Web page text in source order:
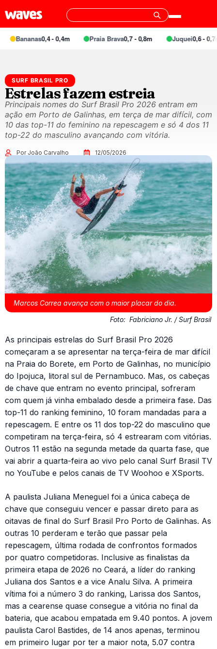
0,4 - 0,4m Praia Brava 0,7 - 0,8m Juquei0,6 - 0,7m
SURF BRASIL PRO
Estrelas fazem estreia
Principais nomes do Surf Brasil Pro 2026 entram em
ação em Porto de Galinhas, em terça de mar difícil, com
10 das top-11 do feminino na repescagem e só 4 dos 11
top-22 do masculino avançando com vitória.
Por João Carvalho 12/05/2026
Marcos Correa avança com o maior placar do dia.
Foto: Fabriciano Jr. / Surf Brasil
As principais estrelas do Surf Brasil Pro 2026
começaram a se apresentar na terça-feira de mar difícil
na Praia do Borete, em Porto de Galinhas, no município
do Ipojuca, litoral sul de Pernambuco. Mas, os cabeças
de chave que entram no evento principal, sofreram
com quem já vinha embalado desde a primeira fase. Das
top-11 do ranking feminino, 10 foram mandadas para a
repescagem. E entre os 11 dos top-22 do masculino que
competiram na terça-feira, só 4 estrearam com vitórias.
Outros 11 estão na segunda metade da quarta fase, que
vai abrir a quarta-feira ao vivo pelo canal Surf Brasil TV
no YouTube e pelos canais de TV Woohoo e XSports.
A paulista Juliana Meneguel foi a única cabeça de
chave que conseguiu vencer e passar direto para as
oitavas de final do Surf Brasil Pro Porto de Galinhas. As
outras 10 perderam e terão que passar pela
repescagem, última rodada de confrontos formados
por quatro competidoras. Inclusive as finalistas da
primeira etapa de 2026 no Ceará, a líder do ranking
Juliana dos Santos e a vice Analu Silva. A primeira
vítima foi a número 3 do ranking, Larissa dos Santos,
mas a cearense quase consegue a vitória no final da
bateria, que acabou empatada em 9.40 pontos. A jovem
paulista Carol Bastides, de 14 anos apenas, terminou
em primeiro lugar por ter a maior nota, 5.07 contra